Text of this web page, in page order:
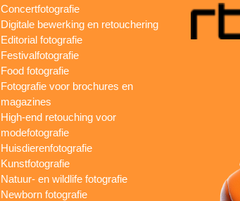
Concertfotografie
Digitale bewerking en retouchering
Editorial fotografie
Festivalfotografie
Food fotografie
Fotografie voor brochures en
magazines
High-end retouching voor
modefotografie
Huisdierenfotografie
Kunstfotografie
Natuur- en wildlife fotografie
Newborn fotografie